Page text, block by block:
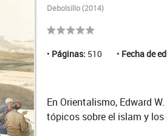
Debolsillo (2014)
Páginas: 510 Fecha de
En Orientalismo, Edward
tópicos sobre el islam y